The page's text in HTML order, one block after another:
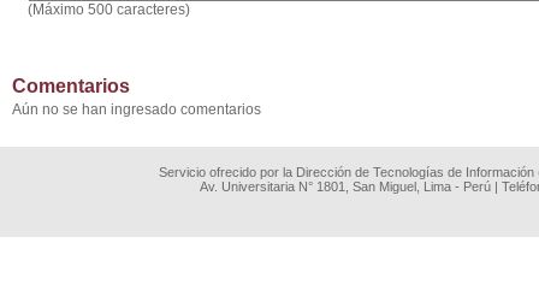
(Máximo 500 caracteres)
Comentarios
Aún no se han ingresado comentarios
Servicio ofrecido por la Dirección de Tecnologías de
Av. Universitaria N° 1801, San Miguel, Lima - Perú |